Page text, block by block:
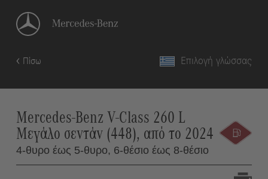
Πίσω Επιλογή γλώσσας
Mercedes-Benz V-Class 260 L
Μεγάλο σεντάν (448), από το 2024
4-θυρο έως 5-θυρο, 6-θέσιο έως 8-θέσιο